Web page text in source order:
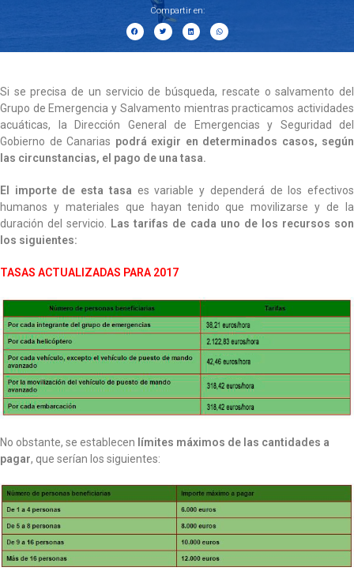
Compartir en:
Si se precisa de un servicio de búsqueda, rescate o salvamento del
Grupo de Emergencia y Salvamento mientras practicamos actividades
acuáticas, la Dirección General de Emergencias y Seguridad del
Gobierno de Canarias podrá exigir en determinados casos, según
las circunstancias, el pago de una tasa.
El importe de esta tasa es variable y dependerá de los efectivos
humanos y materiales que hayan tenido que movilizarse y de la
duración del servicio. Las tarifas de cada uno de los recursos son
los siguientes:
TASAS ACTUALIZADAS PARA 2017
No obstante, se establecen límites máximos de las cantidades a
pagar, que serían los siguientes: